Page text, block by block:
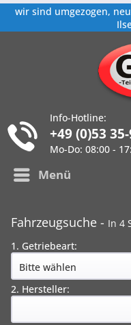
wir sind umgezogen,
Info-Hotline:
+49 (0)53
Mo-Do: 08:00 -
Menü
Fahrzeugsuche - In 4
1. Getriebeart:
2. Hersteller: